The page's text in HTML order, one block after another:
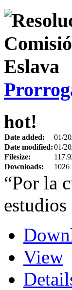
hot!
Date added:
01/
Date modified:01/
Filesize:
Downloads:
1026
“Por la
View